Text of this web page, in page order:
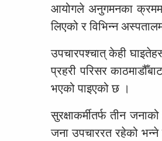
आयोगले अनुगमनका क्रममा
लिएको र विभिन्न
उपचारपश्चात् केही
प्रहरी परिसर
भएको पाइएको छ ।
सुरक्षाकर्मीतर्फ तीन
जना उपचाररत रहेको भन्ने